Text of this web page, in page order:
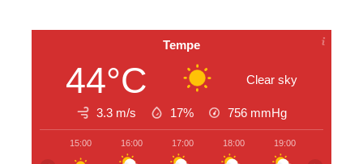
Tempe
44°C Clear sky
3.3 m/s 17% 756 mmHg
15:00 16:00 17:00 18:00 19:00